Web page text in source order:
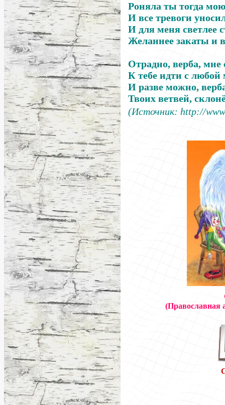
Роняла ты тогда
И все тревоги
И для меня светлее
Желаннее закаты и
Отрадно, верба, мне
К тебе идти с любой
И разве можно,
Твоих ветвей,
(Источник: http://
(Православная